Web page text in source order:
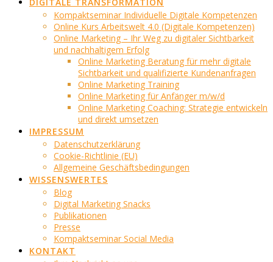
Kompaktseminar Individuelle Digitale Kompetenzen
Online Kurs Arbeitswelt 4.0 (Digitale Kompetenzen)
Online Marketing – Ihr Weg zu digitaler Sichtbarkeit
und nachhaltigem Erfolg
Online Marketing Beratung für mehr digitale
Sichtbarkeit und qualifizierte Kundenanfragen
Online Marketing Training
Online Marketing für Anfänger m/w/d
Online Marketing Coaching: Strategie entwickeln
und direkt umsetzen
IMPRESSUM
Datenschutzerklärung
Cookie-Richtlinie (EU)
Allgemeine Geschäftsbedingungen
WISSENSWERTES
Blog
Digital Marketing Snacks
Publikationen
Presse
Kompaktseminar Social Media
KONTAKT